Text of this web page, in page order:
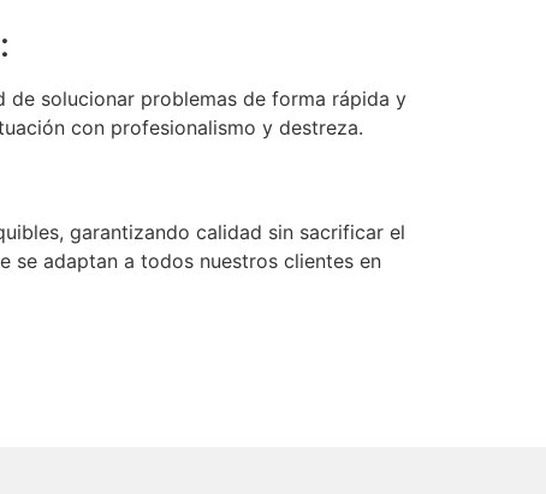
de solucionar problemas de forma rápida y
con profesionalismo y destreza.
garantizando calidad sin sacrificar el
se adaptan a todos nuestros clientes en